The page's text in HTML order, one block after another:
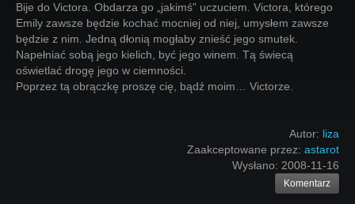
Bije do Victora. Obdarza go „jakimś” uczuciem. Victora, którego
Emily zawsze będzie kochać mocniej od niej, umysłem zawsze
będzie z nim. Jedną dłonią mogłaby znieść jego smutek.
Napełniać sobą jego kielich, być jego winem. Tą świecą
oświetlać drogę jego w ciemności.
Poprzez tą obrączkę proszę cię, bądź moim… Victorze.
Autor: liza
Zaakceptowane przez: astarot
Wysłano: 2008-11-16
Komentarz